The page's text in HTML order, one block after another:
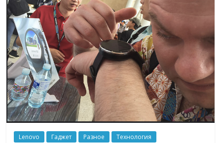
Lenovo Гаджет Разное Технология